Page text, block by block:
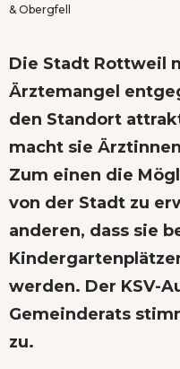
& Obergfell
Die Stadt Rottweil
Ärztemangel
den Standort
macht sie
Zum einen die
von der Stadt zu
anderen, dass sie
werden. Der KSV-
Gemeinderats
zu.